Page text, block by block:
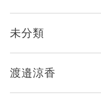
未分類
渡邉涼香